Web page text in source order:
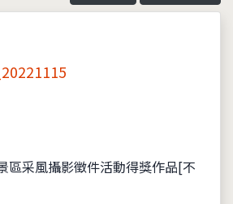
區采風攝影徵件活動得獎作品[不